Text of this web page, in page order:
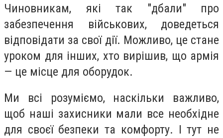
Чиновникам, які так "дбали" про
забезпечення військових, доведеться
відповідати за свої дії. Можливо, це стане
уроком для інших, хто вирішив, що армія
— це місце для оборудок.
Ми всі розуміємо, наскільки важливо,
щоб наші захисники мали все необхідне
для своєї безпеки та комфорту. І тут не